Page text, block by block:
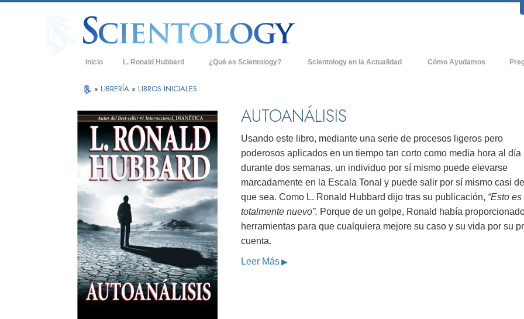
Inicio L. Ronald Hubbard ¿Qué es Scientology?
Credos y Códigos de Scientology
Qué dicen los Scientologists acerca de
Scientology
Conoce a un Scientologist
Dentro de una Iglesia
Los Principios Básicos de Scientology
Una Introducción a Dianética
Amor y Odio: ¿Qué es Grandeza?
Scientology en la Actualidad
Nuevas Iglesias de Scientology
Base en Tierra de Flag
Freewinds
Llevando Scientology al Mundo
David Miscavige - Líder Eclesiástico de
Scientology
Cómo Ayudamos
La
» LIBRERÍA » LIBROS INICIALES
AUTOANÁLISIS
Usando este libro, mediante una serie de procesos ligeros pero
poderosos aplicados en un tiempo tan corto como media hora al día
durante dos semanas, un individuo por sí mismo puede elevarse
marcadamente en la Escala Tonal y puede salir por sí mismo casi
que sea. Como L. Ronald Hubbard dijo tras su publicación, “Esto
totalmente nuevo”. Porque de un golpe, Ronald había
herramientas para que cualquiera mejore su caso y su vida por su
cuenta.
Leer Más